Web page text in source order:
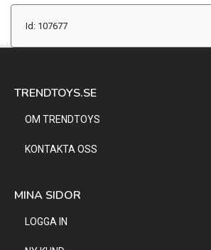
Id: 107677
TRENDTOYS.SE
OM TRENDTOYS
KONTAKTA OSS
MINA SIDOR
LOGGA IN